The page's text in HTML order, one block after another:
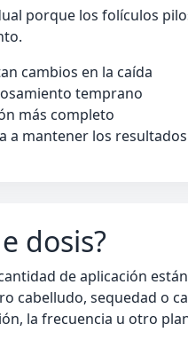
porque los folículos
cambios en la caída
temprano
más completo
a mantener los resultados
dosis?
de aplicación
cabelludo, sequedad o
la frecuencia u otro